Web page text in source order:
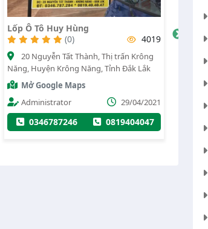
4019
Krông
Lắk
29/04/2021
Minh Hậu
1889
Đường quốc lộ tp HCM, Xã Dliê Yang,
Huyện Ea H'leo, Tỉnh Đắk Lắk
Mở Google Maps
Nguyễn Thị Thuý Kiều
18/08/2021
0949485161 0902469134